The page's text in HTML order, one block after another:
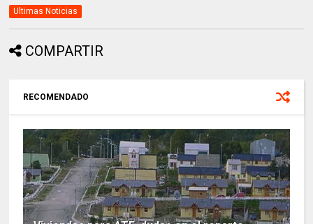
Ultimas Noticias
COMPARTIR
RECOMENDADO